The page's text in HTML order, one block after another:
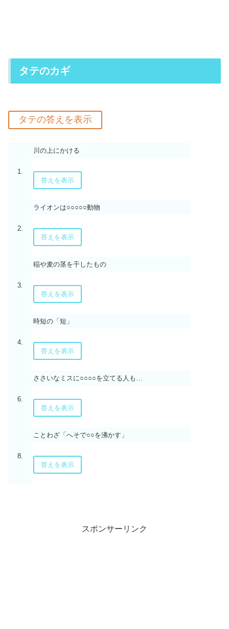
タテのカギ
1.
川の上にかける
答えを表示
2.
ライオンは○○○○○動物
答えを表示
3.
稲や麦の茎を干したもの
答えを表示
4.
時短の「短」
答えを表示
6.
ささいなミスに○○○○を立てる人も…
答えを表示
8.
ことわざ「へそで○○を沸かす」
答えを表示
スポンサーリンク